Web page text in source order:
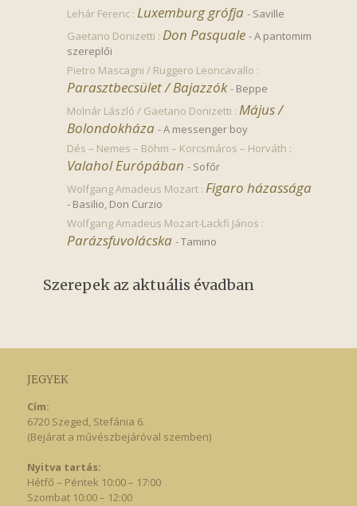
Lehár Ferenc : Luxemburg grófja - Saville
Gaetano Donizetti : Don Pasquale -A pantomim
szereplői
Pietro Mascagni / Ruggero Leoncavallo :
Parasztbecsület / Bajazzók - Beppe
Molnár László / Gaetano Donizetti : Május /
Bolondokháza -A messenger boy
Dés – Nemes – Böhm – Korcsmáros – Horváth :
Valahol Európában - Sofőr
Wolfgang Amadeus Mozart : Figaro házassága
- Basilio, Don Curzio
Wolfgang Amadeus Mozart-Lackfi János :
Parázsfuvolácska -Tamino
Szerepek az aktuális évadban
JEGYEK
Cím:
6720 Szeged, Stefánia 6.
(Bejárat a művészbejáróval szemben)
Nyitva tartás:
Hétfő – Péntek 10:00 – 17:00
Szombat 10:00 – 12:00